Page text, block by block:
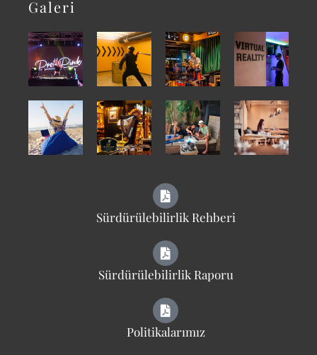
Galeri
Sürdürülebilirlik Rehberi
Sürdürülebilirlik Raporu
Politikalarımız